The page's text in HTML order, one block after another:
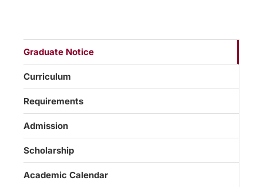
Graduate Notice
Curriculum
Requirements
Admission
Scholarship
Academic Calendar